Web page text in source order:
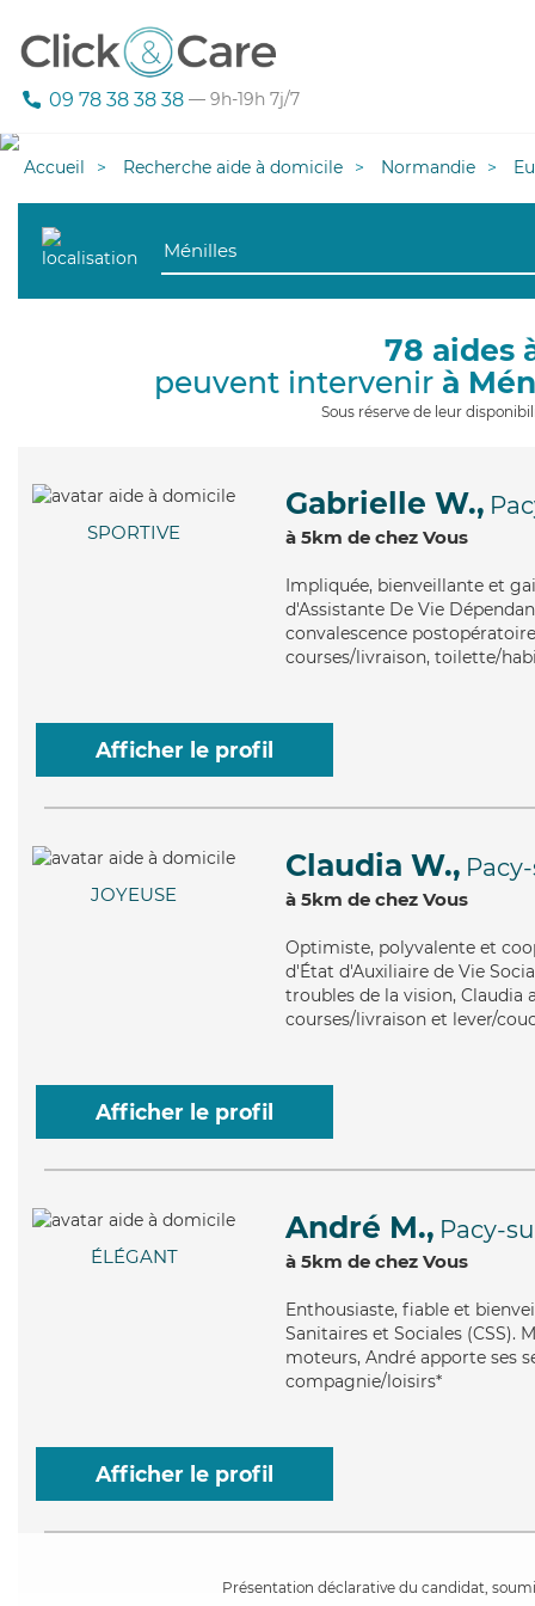
09 78 38 38 38 — 9h-19h 7j/7
Accueil Recherche aide à domicile Normandie
78 aides
peuvent intervenir à
Sous réserve de leur
SPORTIVE
Gabrielle W.,
à 5km de chez Vous
Impliquée, bienveillante et
d'Assistante De Vie
convalescence
courses/livraison, toilette/
Afficher le profil
JOYEUSE
Claudia W.,
à 5km de chez Vous
Optimiste, polyvalente et
d'État d'Auxiliaire de Vie
troubles de la vision, Claudia
courses/livraison et lever/
Afficher le profil
ÉLÉGANT
André M., Pacy-
à 5km de chez Vous
Enthousiaste, fiable et
Sanitaires et Sociales (CSS).
moteurs, André apporte ses
compagnie/loisirs*
Afficher le profil
Présentation déclarative du candidat,